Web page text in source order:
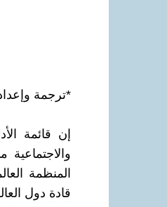
*ترجمة
إن قائمة
قادة دول